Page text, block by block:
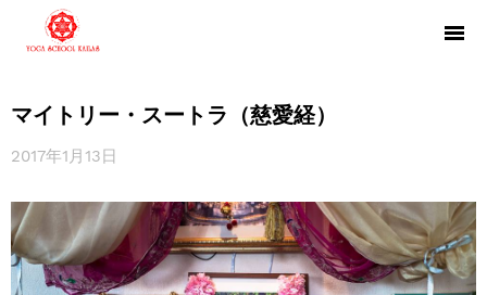
マイトリー・スートラ（慈愛経）
2017年1月13日